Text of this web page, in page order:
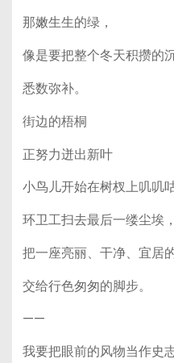
那嫩生生的绿，
像是要把整个冬天积攒的
悉数弥补。
街边的梧桐
正努力迸出新叶
小鸟儿开始在树杈上叽叽咕
环卫工扫去最后一缕尘埃，
把一座亮丽、干净、宜居
交给行色匆匆的脚步。
——
我要把眼前的风物当作史